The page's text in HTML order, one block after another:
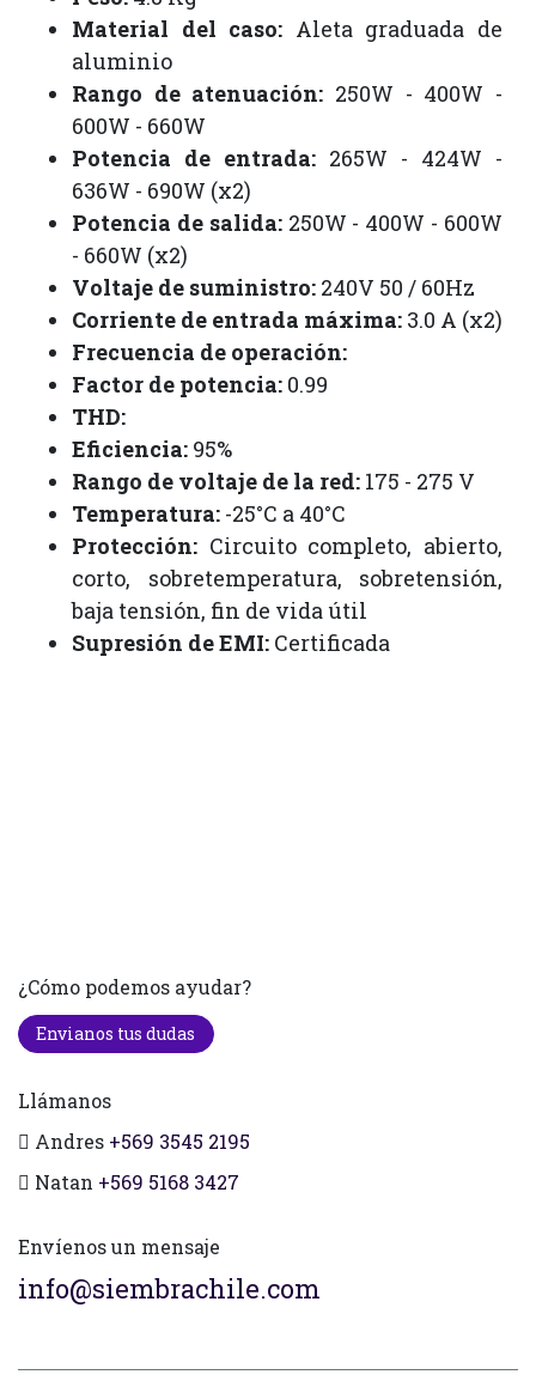
Material del caso: Aleta graduada de
aluminio
Rango de atenuación: 250W - 400W -
600W - 660W
Potencia de entrada: 265W - 424W -
636W - 690W (x2)
Potencia de salida:250W - 400W - 600W
- 660W (x2)
Voltaje de suministro: 240V 50 / 60Hz
Corriente de entrada máxima: 3.0 A (x2)
Frecuencia de operación:
Factor de potencia: 0.99
THD:
Eficiencia: 95%
Rango de voltaje de la red: 175 - 275 V
Temperatura: -25°C a 40°C
Protección: Circuito completo, abierto,
corto, sobretemperatura, sobretensión,
baja tensión, fin de vida útil
Supresión de EMI: Certificada
¿Cómo podemos ayudar?
Envianos tus dudas
Llámanos
Andres +569 3545 2195
Natan +569 5168 3427
Envíenos un mensaje
info@siembrachile.com